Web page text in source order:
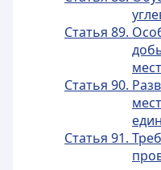
Статья 89.
Статья 90.
Статья 91.